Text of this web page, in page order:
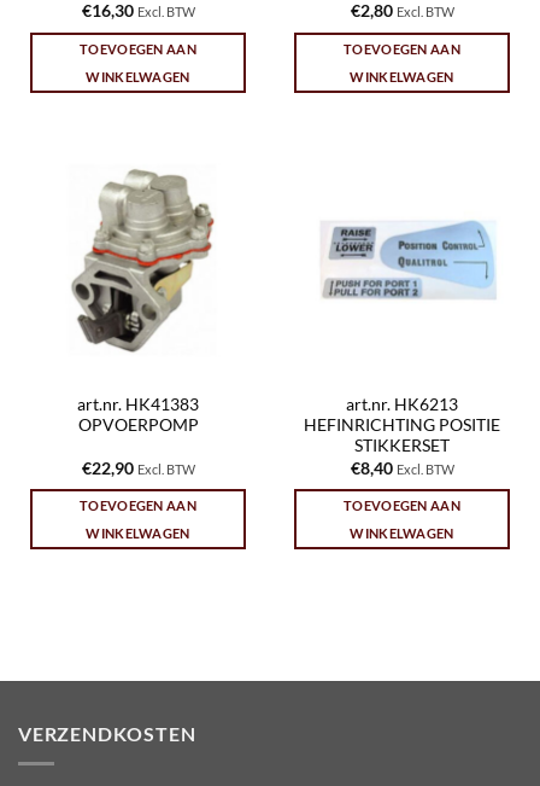
€16,30 Excl. BTW
TOEVOEGEN AAN
WINKELWAGEN
€2,80 Excl. BTW
TOEVOEGEN AAN
WINKELWAGEN
art.nr. HK41383
OPVOERPOMP
€22,90 Excl. BTW
TOEVOEGEN AAN
WINKELWAGEN
art.nr. HK6213
HEFINRICHTING POSITIE
STIKKERSET
€8,40 Excl. BTW
TOEVOEGEN AAN
WINKELWAGEN
VERZENDKOSTEN